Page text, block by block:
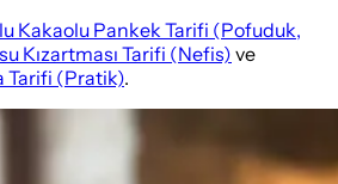
Kakaolu Pankek Tarifi (Pofuduk,
Kızartması Tarifi (Nefis) ve
Tarifi (Pratik).